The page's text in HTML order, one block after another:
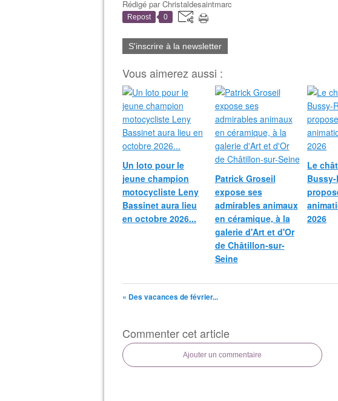
Rédigé parChristaldesaintmarc
Repost 0
S'inscrire à la newsletter
Vous aimerez aussi :
Un loto pour le
jeune champion
motocycliste Leny
Bassinet aura lieu
en octobre 2026...
Patrick Groseil
expose ses
admirables animaux
en céramique, à la
galerie d'Art et d'Or
de Châtillon-sur-
Seine
Le
2026
« Des vacances de février...
Commenter cet article
Ajouter un commentaire